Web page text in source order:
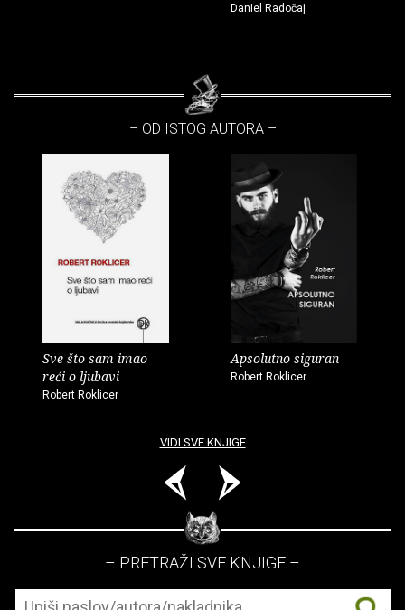
Daniel Radočaj
– OD ISTOG AUTORA –
Sve što sam imao
reći o ljubavi
Robert Roklicer
Apsolutno siguran
Robert Roklicer
VIDI SVE KNJIGE
– PRETRAŽI SVE KNJIGE –